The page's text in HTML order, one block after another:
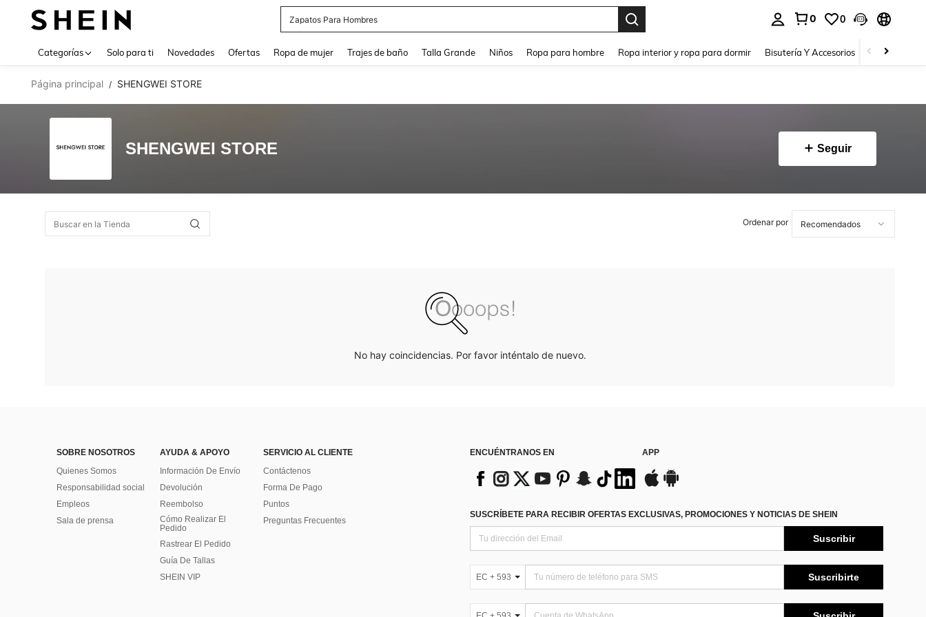
Zapatos Para Hombres
0 0
Categorías Solo para ti Novedades Ofertas Ropa de mujer Trajes de baño Talla Grande Niños Ropa para hombre Ropa interior y ropa para dormir Bisutería Y Accesorios Zapatos
Página principal / SHENGWEI STORE
SHENGWEI STORE Seguir
Ordenar por
No hay coincidencias. Por favor inténtalo de nuevo.
SOBRE NOSOTROS
Quienes Somos
Responsabilidad social
Empleos
Sala de prensa
AYUDA & APOYO
Información De Envío
Devolución
Reembolso
Cómo Realizar El
Pedido
Rastrear El Pedido
Guía De Tallas
SHEIN VIP
SERVICIO AL CLIENTE
Contáctenos
Forma De Pago
Puntos
Preguntas Frecuentes
ENCUÉNTRANOS EN APP
SUSCRÍBETE PARA RECIBIR OFERTAS EXCLUSIVAS, PROMOCIONES Y NOTICIAS DE SHEIN
Suscribir
EC + 593 Suscribirte